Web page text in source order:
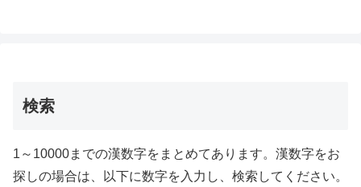
検索
1～10000までの漢数字をまとめてあります。漢数字をお
探しの場合は、以下に数字を入力し、検索してください。